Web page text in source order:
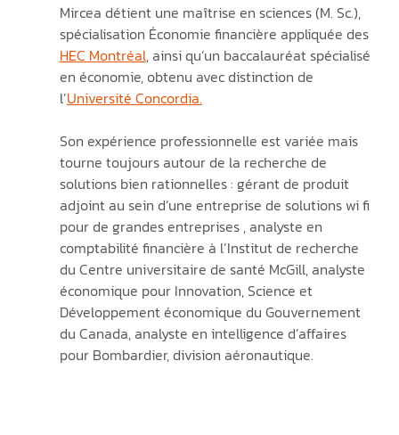
Mircea détient une maîtrise en sciences (M. Sc.),
spécialisation Économie financière appliquée des
HEC Montréal, ainsi qu’un baccalauréat spécialisé
en économie, obtenu avec distinction de
l’Université Concordia.
Son expérience professionnelle est variée mais
tourne toujours autour de la recherche de
solutions bien rationnelles : gérant de produit
adjoint au sein d’une entreprise de solutions wi fi
pour de grandes entreprises , analyste en
comptabilité financière à l’Institut de recherche
du Centre universitaire de santé McGill, analyste
économique pour Innovation, Science et
Développement économique du Gouvernement
du Canada, analyste en intelligence d’affaires
pour Bombardier, division aéronautique.